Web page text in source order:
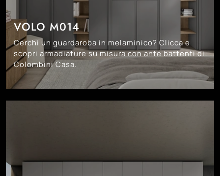
VOLO M014
Cerchi un guardaroba in melaminico? Clicca e
scopri armadiature su misura con ante battenti di
Colombini Casa.